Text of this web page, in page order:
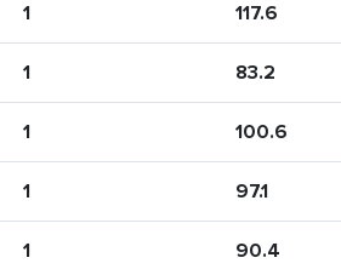
1 117.6
1 83.2
1 100.6
1 97.1
1 90.4